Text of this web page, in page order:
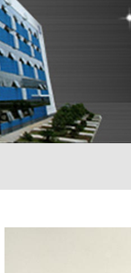
1 2 3